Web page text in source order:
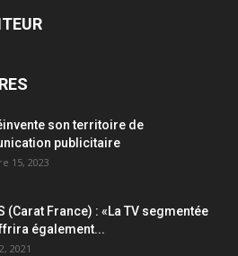
son territoire de
publicitaire
15, 2023
(Carat France) : «La TV segmentée
également...
2021